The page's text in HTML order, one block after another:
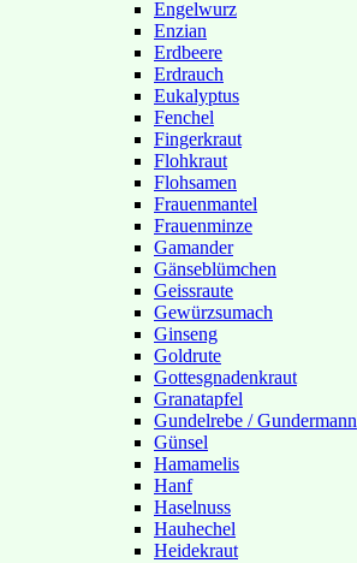
Engelwurz
Enzian
Erdbeere
Erdrauch
Eukalyptus
Fenchel
Fingerkraut
Flohkraut
Flohsamen
Frauenmantel
Frauenminze
Gamander
Gänseblümchen
Geissraute
Gewürzsumach
Ginseng
Goldrute
Gottesgnadenkraut
Granatapfel
Gundelrebe / Gundermann
Günsel
Hamamelis
Hanf
Haselnuss
Hauhechel
Heidekraut